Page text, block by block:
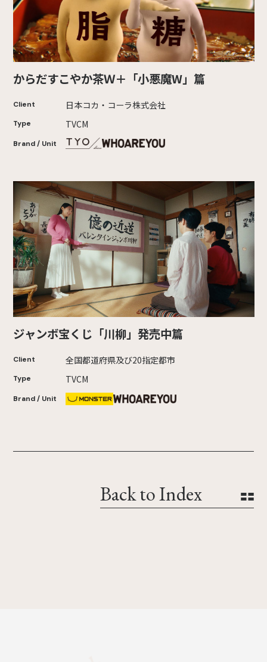
からだすこやか茶Ｗ＋「小悪魔W」篇
Client 日本コカ・コーラ株式会社
Type TVCM
Brand / Unit
ジャンボ宝くじ「川柳」発売中篇
Client 全国都道府県及び20指定都市
Type TVCM
Brand / Unit
Back to Index